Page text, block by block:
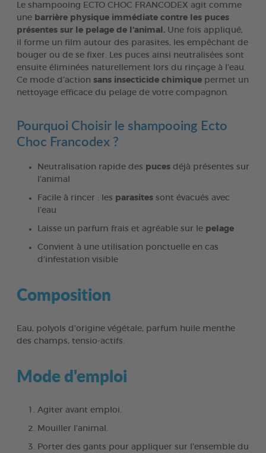
Le shampooing ECTO CHOC FRANCODEX agit comme
une barrière physique immédiate contre les puces
présentes sur le pelage de l’animal. Une fois appliqué,
il forme un film autour des parasites, les empêchant de
bouger ou de se fixer. Les puces ainsi neutralisées sont
ensuite éliminées naturellement lors du rinçage à l’eau.
Ce mode d’action sans insecticide chimique permet un
nettoyage efficace du pelage de votre compagnon.
Pourquoi Choisir le shampooing Ecto
Choc Francodex ?
Neutralisation rapide des puces déjà présentes sur
l’animal
Facile à rincer : les parasites sont évacués avec
l’eau
Laisse un parfum frais et agréable sur le pelage
Convient à une utilisation ponctuelle en cas
d’infestation visible
Composition
Eau, polyols d'origine végétale, parfum huile menthe
des champs, tensio-actifs.
Mode d'emploi
Agiter avant emploi.
Mouiller l’animal.
Porter des gants pour appliquer sur l’ensemble du